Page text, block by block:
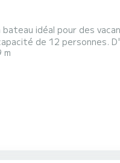
idéal pour des
de 12 personnes.
l'eau dans les environs de
m